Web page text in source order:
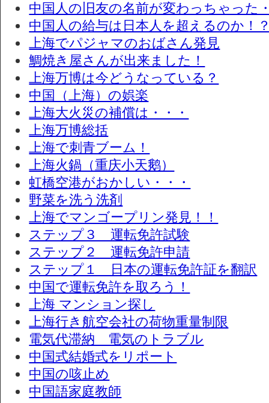
中国人の旧友の名前が変わっちゃった
中国人の給与は日本人を超えるのか！
上海でパジャマのおばさん発見
鯛焼き屋さんが出来ました！
上海万博は今どうなっている？
中国（上海）の娯楽
上海大火災の補償は・・・
上海万博総括
上海で刺青ブーム！
上海火鍋（重庆小天鹅）
虹橋空港がおかしい・・・
野菜を洗う洗剤
上海でマンゴープリン発見！！
ステップ３ 運転免許試験
ステップ２ 運転免許申請
ステップ１ 日本の運転免許証を翻訳
中国で運転免許を取ろう！
上海 マンション探し
上海行き航空会社の荷物重量制限
電気代滞納 電気のトラブル
中国式結婚式をリポート
中国の咳止め
中国語家庭教師